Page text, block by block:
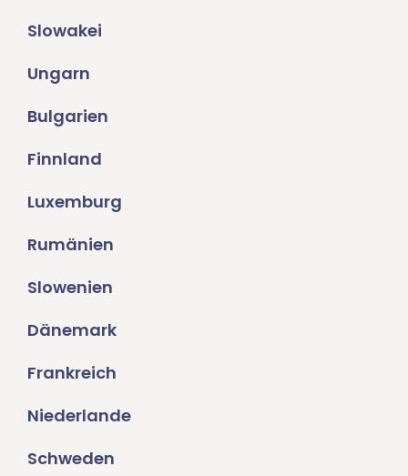
Slowakei
Ungarn
Bulgarien
Finnland
Luxemburg
Rumänien
Slowenien
Dänemark
Frankreich
Niederlande
Schweden